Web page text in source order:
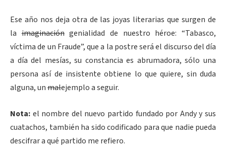
Ese año nos deja otra de las joyas literarias que surgen de
laimaginacióngenialidad de nuestro héroe: “Tabasco,
víctima de un Fraude”, que a la postre será el discurso del día
a día del mesías, su constancia es abrumadora, sólo una
persona así de insistente obtiene lo que quiere, sin duda
alguna, unmalejemplo a seguir.
Nota: el nombre del nuevo partido fundado por Andy y sus
cuatachos, también ha sido codificado para que nadie pueda
descifrar a qué partido me refiero.